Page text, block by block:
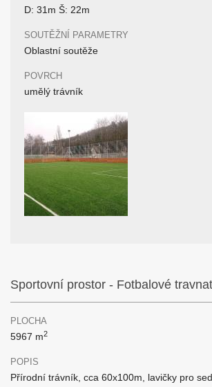
D: 31m Š: 22m
SOUTĚŽNÍ PARAMETRY
Oblastní soutěže
POVRCH
umělý trávník
Sportovní prostor - Fotbalové
PLOCHA
5967 m2
POPIS
Přírodní trávník, cca 60x100m, lavičky pro